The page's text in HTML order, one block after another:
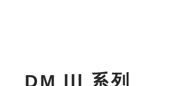
DM lll 系列